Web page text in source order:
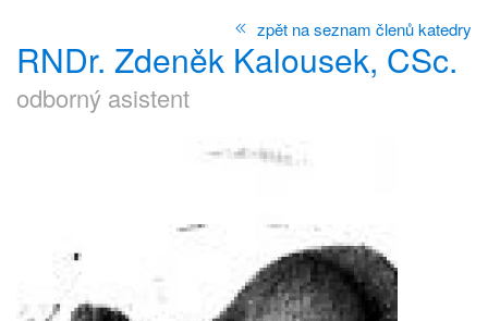
zpět na seznam členů katedry
RNDr. Zdeněk Kalousek, CSc.
odborný asistent